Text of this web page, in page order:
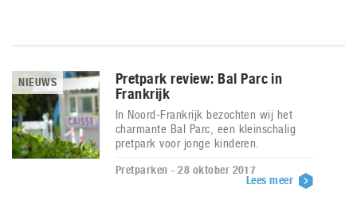
NIEUWS
Pretpark review: Bal Parc in
Frankrijk
In Noord-Frankrijk bezochten wij het
charmante Bal Parc, een kleinschalig
pretpark voor jonge kinderen.
Pretparken - 28 oktober 2017
Lees meer